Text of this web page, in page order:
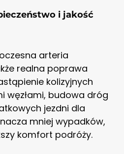
i jakość
arteria
realna poprawa
kolizyjnych
węzłami, budowa dróg
jezdni dla
mniej wypadków,
komfort podróży.